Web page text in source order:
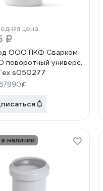
цена
₽
ООО ПКФ Сварком
поворотный универс.
s050277
наличии